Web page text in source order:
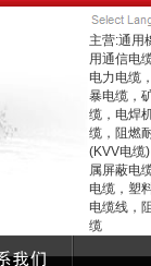
主营:通用
用通信电
电力电缆
暴电缆，
缆，电焊
缆，阻燃
(KVV电缆
属屏蔽电
电缆，塑
电缆线，
缆